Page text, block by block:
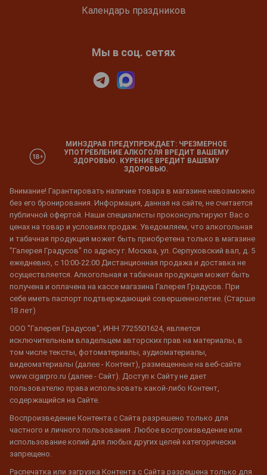
Календарь праздников
Мы в соц. сетях
МИНЗДРАВ ПРЕДУПРЕЖДАЕТ: ЧРЕЗМЕРНОЕ
УПОТРЕБЛЕНИЕ АЛКОГОЛЯ ВРЕДИТ ВАШЕМУ
ЗДОРОВЬЮ. КУРЕНИЕ ВРЕДИТ ВАШЕМУ
ЗДОРОВЬЮ.
Внимание! Гарантировать наличие товара в магазине невозможно
без его бронирования. Информация, данная на сайте, не считается
публичной офертой. Наши специалисты проконсультируют Вас о
ценах на товар и условиях продаж. Уведомляем, что алкогольная
и табачная продукция может быть приобретена только в магазине
"Галерея Градусов" по адресу г. Москва, ул. Серпуховский вал, д. 5
ежедневно, с 10:00-22:00 Дистанционная продажа и доставка не
осуществляется. Алкогольная и табачная продукция может быть
получена и оплачена на кассе магазина Галерея Градусов. При
себе иметь паспорт подтверждающий совершеннолетие. (Старше
18 лет)
ООО "Галерея Градусов", ИНН 7725501624, является
исключительным владельцем авторских прав на материалы, в
том числе тексты, фотоматериалы, аудиоматериалы,
видеоматериалы (далее - Контент), размещенные на веб-сайте
www.cigarpro.ru (далее - Сайт). Доступ к Сайту не дает
пользователю права использовать какой-либо Контент,
содержащийся на Сайте.
Воспроизведение Контента с Сайта разрешено только для
частного и личного пользования. Любое воспроизведение или
использование копий для любых других целей категорически
запрещено.
Распечатка или загрузка Контента с Сайта разрешена только для